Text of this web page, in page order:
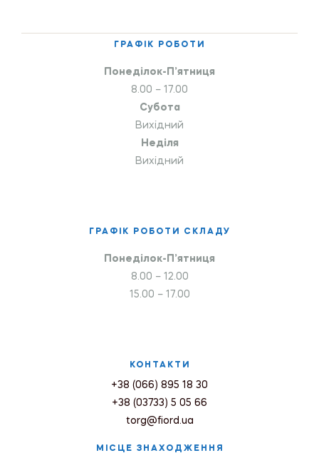
ГРАФІК РОБОТИ
Понеділок-П’ятниця
8.00 – 17.00
Субота
Вихідний
Неділя
Вихідний
ГРАФІК РОБОТИ СКЛАДУ
Понеділок-П’ятниця
8.00 – 12.00
15.00 – 17.00
КОНТАКТИ
+38 (066) 895 18 30
+38 (03733) 5 05 66
torg@fiord.ua
МІСЦЕ ЗНАХОДЖЕННЯ